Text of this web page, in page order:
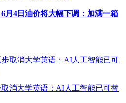
月4日油价将大幅下调：加满一箱
消大学英语：AI人工智能已可替